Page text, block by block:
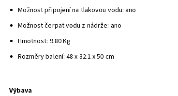
Možnost připojení na tlakovou vodu: ano
Možnost čerpat vodu z nádrže: ano
Hmotnost: 9.80 Kg
Rozměry balení: 48 x 32.1 x 50 cm
Výbava